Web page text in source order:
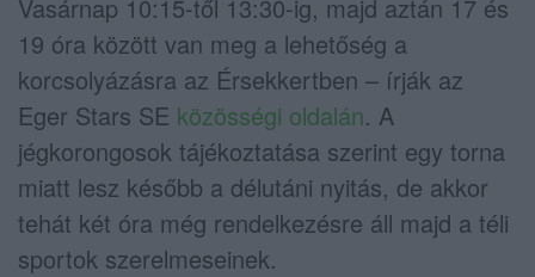
Vasárnap 10:15-től 13:30-ig, majd aztán 17 és
19 óra között van meg a lehetőség a
korcsolyázásra az Érsekkertben – írják az
Eger Stars SE közösségi oldalán. A
jégkorongosok tájékoztatása szerint egy torna
miatt lesz később a délutáni nyitás, de akkor
tehát két óra még rendelkezésre áll majd a téli
sportok szerelmeseinek.